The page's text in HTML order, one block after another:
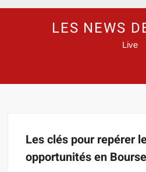
LES NEWS
Live
Les clés pour repérer
opportunités en Bourse